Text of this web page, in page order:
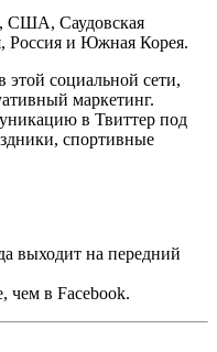
США, Саудовская
Россия и Южная Корея.
этой социальной сети,
маркетинг.
в Твиттер под
спортивные
выходит на передний
чем в Facebook.